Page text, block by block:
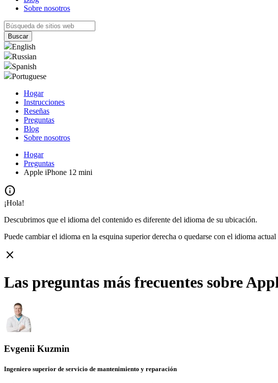
Sobre nosotros
English
Russian
Spanish
Portuguese
Hogar
Instrucciones
Reseñas
Preguntas
Blog
Sobre nosotros
Hogar
Preguntas
Apple iPhone 12 mini
info
¡Hola!
Descubrimos que el idioma del contenido es diferente del idioma de su ubicación.
Puede cambiar el idioma en la esquina superior derecha o quedarse con el idioma actual
close
Las preguntas más frecuentes sobre
Evgenii Kuzmin
Ingeniero superior de servicio de mantenimiento y reparación